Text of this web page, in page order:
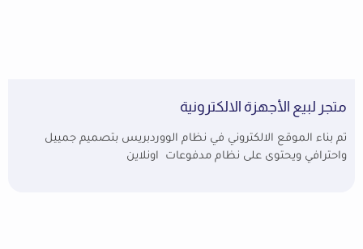
متجر لبيع الأجهزة الالكترونية
تم بناء الموقع الالكتروني في نظام الووردبريس بتصميم جمييل
واحترافي ويحتوى على نظام مدفوعات اونلاين